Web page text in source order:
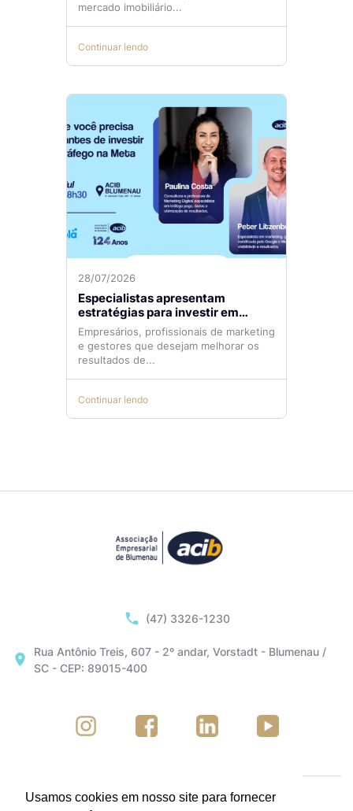
mercado imobiliário...
Continuar lendo
28/07/2026
Especialistas apresentam
estratégias para investir em
tráfego pago com mais eficiência
Empresários, profissionais de marketing
e gestores que desejam melhorar os
resultados de...
Continuar lendo
(47) 3326-1230
Rua Antônio Treis, 607 - 2º andar, Vorstadt - Blumenau /
SC - CEP: 89015-400
Usamos cookies em nosso site para fornecer